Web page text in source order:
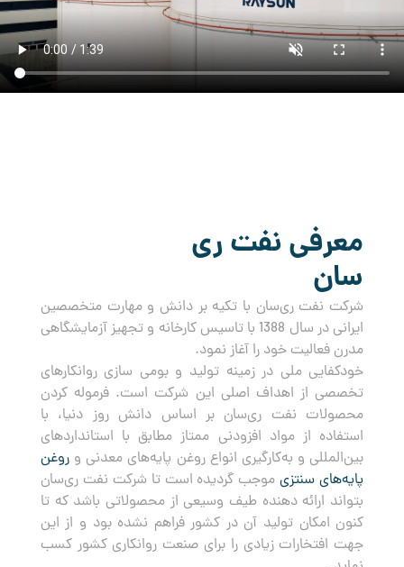
معرفی نفت ری
سان
شرکت نفت ری‌سان با تکیه بر دانش و مهارت متخصصین
ایرانی در سال 1388 با تاسیس کارخانه و تجهیز آزمایشگاهی
مدرن فعالیت خود را آغاز نمود.
خودکفایی ملی در زمینه تولید و بومی سازی روانکارهای
تخصصی از اهداف اصلی این شرکت است. فرموله کردن
محصولات نفت ری‌سان بر اساس دانش روز دنیا، با
استفاده از مواد افزودنی ممتاز مطابق با استانداردهای
بین‌المللی و به‌کارگیری انواع روغن پایه‌های معدنی وروغن
پایه‌های سنتزیموجب گردیده است تا شرکت نفت ری‌سان
بتواند ارائه دهنده طیف وسیعی از محصولاتی باشد که تا
کنون امکان تولید آن در کشور فراهم نشده بود و از این
جهت افتخارات زیادی را برای صنعت روانکاری کشور کسب